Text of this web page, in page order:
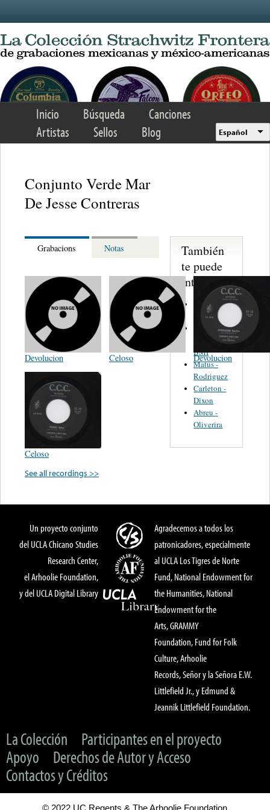
Inicio Búsqueda
Canciones
Artistas
Sellos Blog Español
Conjunto Verde Mar
De Jesse Contreras
Grabacions Notas
Devolucion Celoso Devolucion
Celoso
See all recordings >>
También
te puede
interesar...
Martinez,
Felipe
Performance
Music Co.
BMI
Matus -
Rodriguez
Carleton -
Dixon
Abreu -
Oliverira
Un proyecto conjunto
del UCLA Chicano Studies
Research Center,
el Arhoolie Foundation,
y del UCLA Digital Library
Agradecemos a todos los
patronicadores, especialmente
al UCLA Los Tigres de Norte
Fund, National Endowment for
the Humanities, National
Endowment for the
Arts, GRAMMY
Foundation, Fund for Folk
Culture, Arhoolie
Records, Señor y la Señora E.W.
Littlefield Jr., y Edmund &
Jeannik Littlefield Foundation.
La Colección
Participantes en el proyecto
Apoyo
Derechos de Autor y Acceso
Contactos y Créditos